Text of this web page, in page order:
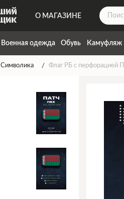
О МАГАЗИНЕ
ДОСТАВКА
КОНТАКТЫ
ТАБЛИЦА РАЗМЕРОВ
ГАРАНТИЯ
Военная одежда Обувь Камуфляж
Символика Флаг РБ с перфорацией